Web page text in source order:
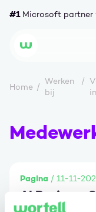
#1Microsoft partner
Wortell
Home
Werken
bij
Pagina / 11-11-
AI Business